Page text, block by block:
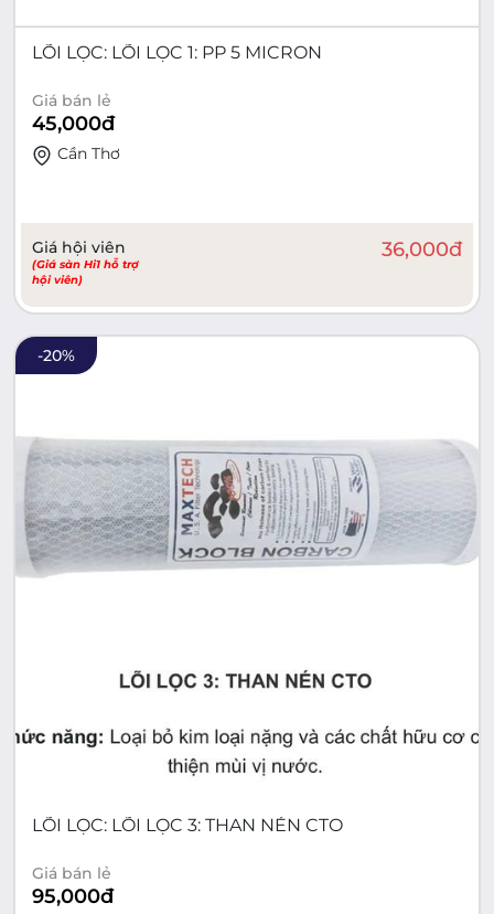
LÕI LỌC: LÕI LỌC 1: PP 5 MICRON
Giá bán lẻ
45,000đ
Cần Thơ
Giá hội viên
(Giá sàn Hi1 hỗ trợ
hội viên)
36,000đ
-20%
LÕI LỌC: LÕI LỌC 3: THAN NÉN CTO
Giá bán lẻ
95,000đ